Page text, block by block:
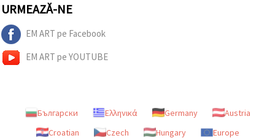
URMEAZĂ-NE
EM ART pe Facebook
EM ART pe YOUTUBE
Български Ελληνικά Germany
Austria
Croatian
Czech Hungary Europe